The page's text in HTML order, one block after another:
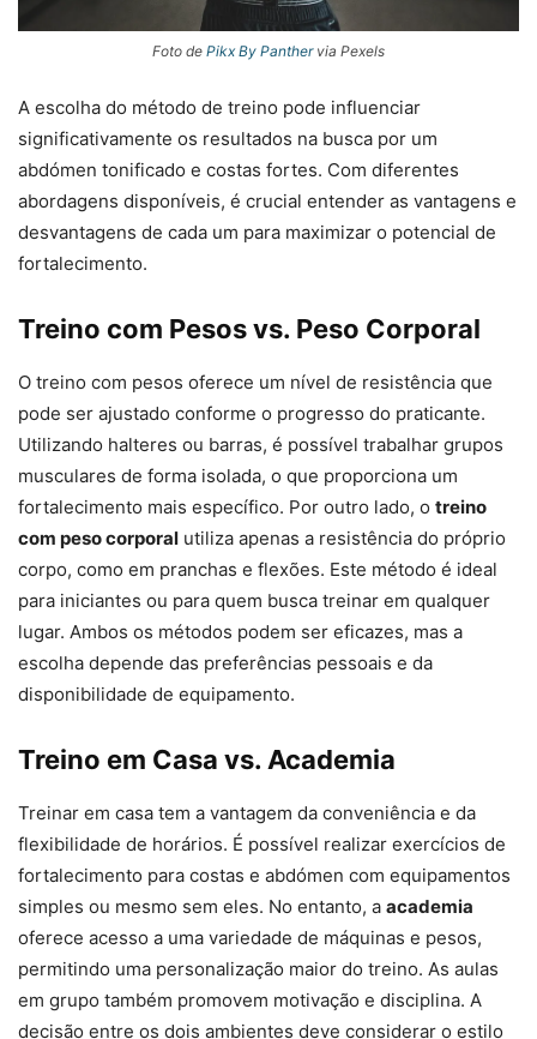
Foto de Pikx By Panthervia Pexels
A escolha do método de treino pode influenciar
significativamente os resultados na busca por um
abdómen tonificado e costas fortes. Com diferentes
abordagens disponíveis, é crucial entender as vantagens e
desvantagens de cada um para maximizar o potencial de
fortalecimento.
Treino com Pesos vs. Peso Corporal
O treino com pesos oferece um nível de resistência que
pode ser ajustado conforme o progresso do praticante.
Utilizando halteres ou barras, é possível trabalhar grupos
musculares de forma isolada, o que proporciona um
fortalecimento mais específico. Por outro lado, o treino
com peso corporal utiliza apenas a resistência do próprio
corpo, como em pranchas e flexões. Este método é ideal
para iniciantes ou para quem busca treinar em qualquer
lugar. Ambos os métodos podem ser eficazes, mas a
escolha depende das preferências pessoais e da
disponibilidade de equipamento.
Treino em Casa vs. Academia
Treinar em casa tem a vantagem da conveniência e da
flexibilidade de horários. É possível realizar exercícios de
fortalecimento para costas e abdómen com equipamentos
simples ou mesmo sem eles. No entanto, a academia
oferece acesso a uma variedade de máquinas e pesos,
permitindo uma personalização maior do treino. As aulas
em grupo também promovem motivação e disciplina. A
decisão entre os dois ambientes deve considerar o estilo